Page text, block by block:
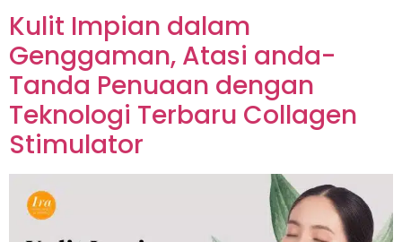
Kulit Impian dalam
Genggaman, Atasi anda-
Tanda Penuaan dengan
Teknologi Terbaru Collagen
Stimulator